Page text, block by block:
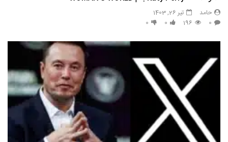
حامد
تیر 26, 1403
0
196
0
0